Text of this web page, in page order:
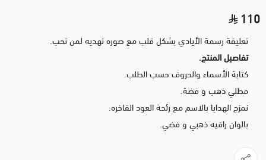
110
تعليقة رسمة الأيادي بشكل قلب مع صوره تهديه لمن تحب.
تفاصيل المنتج.
كتابة الأسماء والحروف حسب الطلب.
مطلي ذهب و فضة.
نمزج الهدايا بالاسم مع رئحة العود الفاخره.
بالوان راقيه ذهبي و فضي.